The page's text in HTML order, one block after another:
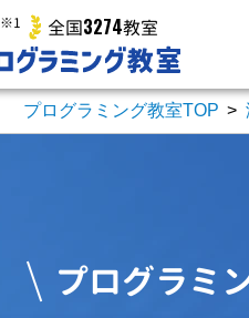
※1 全国3274教室
プログラミング教室TOP >
プログラミ